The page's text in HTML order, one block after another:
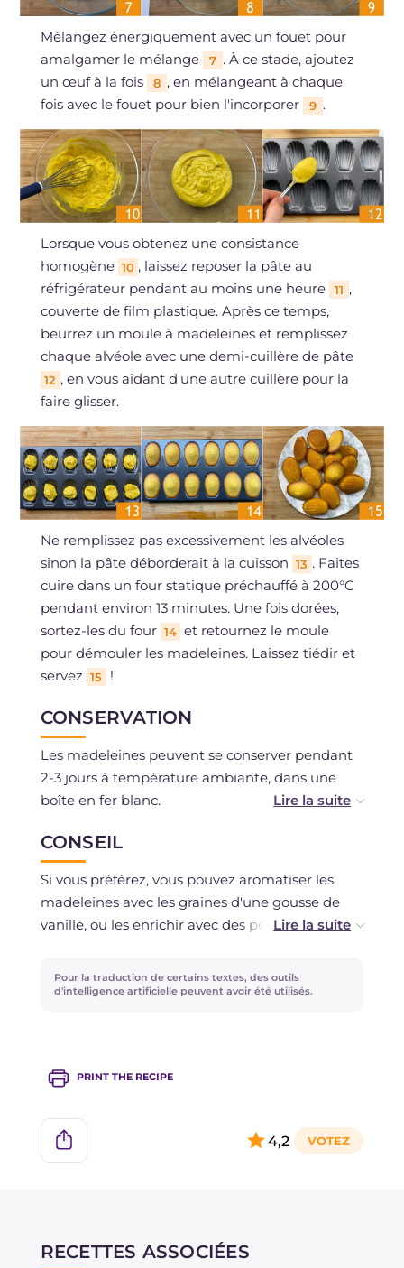
Mélangez énergiquement avec un fouet pour
amalgamer le mélange
7 . À ce stade, ajoutez
un œuf à la fois
8 , en mélangeant à chaque
fois avec le fouet pour bien l'incorporer
9 .
Lorsque vous obtenez une consistance
homogène 10 , laissez reposer la pâte au
réfrigérateur pendant au moins une heure
11 ,
couverte de film plastique. Après ce temps,
beurrez un moule à madeleines et remplissez
chaque alvéole avec une demi-cuillère de pâte
12 , en vous aidant d'une autre cuillère pour la
faire glisser.
Ne remplissez pas excessivement les alvéoles
sinon la pâte déborderait à la cuisson 13 . Faites
cuire dans un four statique préchauffé à 200°C
pendant environ 13 minutes. Une fois dorées,
sortez-les du four 14 et retournez le moule
pour démouler les madeleines. Laissez tiédir et
servez 15 !
CONSERVATION
Les madeleines peuvent se conserver pendant
2-3 jours à température ambiante, dans une
boîte en fer blanc.
Vous pouvez les congeler après la cuisson.
CONSEIL
Si vous préférez, vous pouvez aromatiser les
madeleines avec les graines d'une gousse de
vanille, ou les enrichir avec des pépites de
remplacer 20 g de farine par la même quantité
de cacao en poudre !
Pour la traduction de certains textes, des outils
d'intelligence artificielle peuvent avoir été utilisés.
PRINT THE RECIPE
4,2
RECETTES ASSOCIÉES